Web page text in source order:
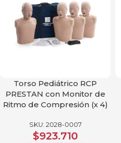
Torso Pediátrico RCP
PRESTAN con Monitor de
Ritmo de Compresión (x 4)
SKU: 2028-0007
$923.710